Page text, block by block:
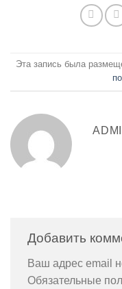
Эта запись была
Добавить
Ваш адрес email
Обязательные